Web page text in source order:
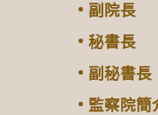
副院長
秘書長
副秘書長
監察院簡